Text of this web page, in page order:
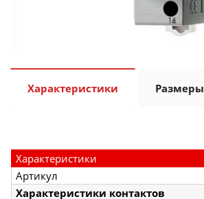
Характеристики Размеры
Характеристики
Артикул
Характеристики контактов